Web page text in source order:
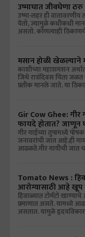
उष्माघात जीवघेणा
उष्मा-लहर ही
येतो, ज्यामुळे कधीकधी
असतो. कोणत्याही
मसान होळी खेळल्याने
काशीच्या महाशमशन
जिथे रात्रंदिवस चिता
प्रतीक मानले जाते. या
Gir Cow Ghee:
फायदे होतात? जाणून
गीर गाईच्या तुपामध्ये
जनावरांची जात आहे.ही
आढळते.गीर गायीची जात
Tomato News :
आरोग्यासाठी आहे खूप
हिवाळ्यात टोमॅटो
प्रमाणात असते. यामध्ये
असतात. यामुळे